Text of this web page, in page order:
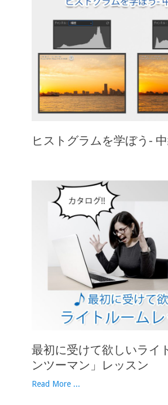
ヒストグラムを学ぼう-
最初に受けて欲しいライ
ンツーマン」レッスン
Read More ...